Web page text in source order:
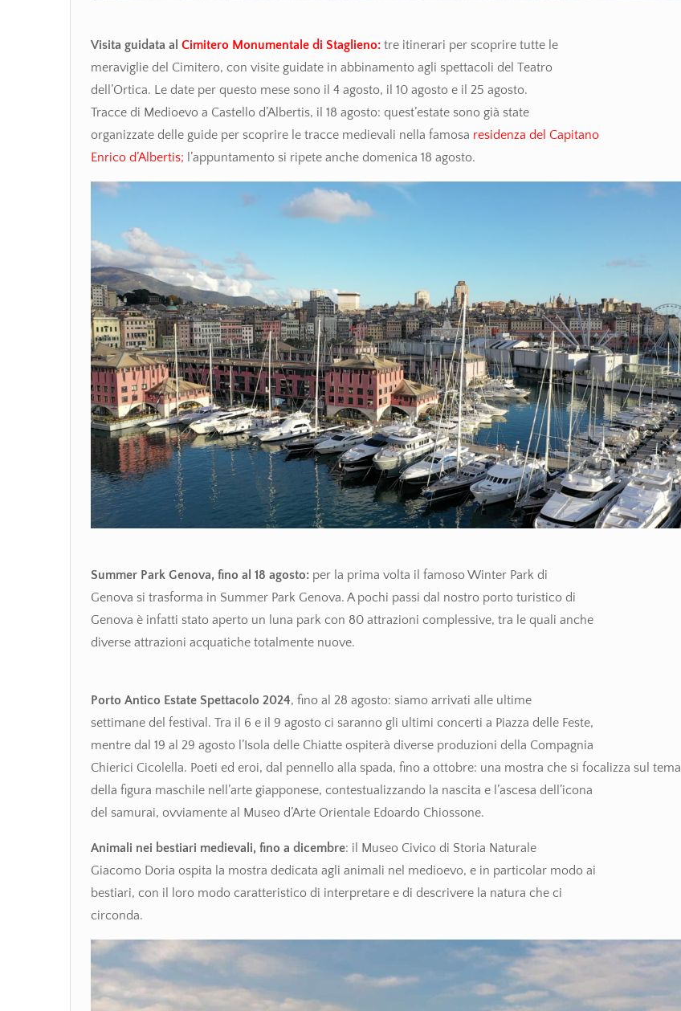
Visita guidata al Cimitero Monumentale di Staglieno: tre itinerari per scoprire tutte le
meraviglie del Cimitero, con visite guidate in abbinamento agli spettacoli del Teatro
dell’Ortica. Le date per questo mese sono il 4 agosto, il 10 agosto e il 25 agosto.
Tracce di Medioevo a Castello d’Albertis, il 18 agosto: quest’estate sono già state
organizzate delle guide per scoprire le tracce medievali nella famosa residenza del Capitano
Enrico d’Albertis; l’appuntamento si ripete anche domenica 18 agosto.
Summer Park Genova, fino al 18 agosto: per la prima volta il famoso Winter Park di
Genova si trasforma in Summer Park Genova. A pochi passi dal nostro porto turistico di
Genova è infatti stato aperto un luna park con 80 attrazioni complessive, tra le quali anche
diverse attrazioni acquatiche totalmente nuove.
Porto Antico Estate Spettacolo 2024, fino al 28 agosto: siamo arrivati alle ultime
settimane del festival. Tra il 6 e il 9 agosto ci saranno gli ultimi concerti a Piazza delle Feste,
mentre dal 19 al 29 agosto l’Isola delle Chiatte ospiterà diverse produzioni della Compagnia
Chierici Cicolella. Poeti ed eroi, dal pennello alla spada, fino a ottobre: una mostra che si focalizza sul tema
della figura maschile nell’arte giapponese, contestualizzando la nascita e l’ascesa dell’icona
del samurai, ovviamente al Museo d’Arte Orientale Edoardo Chiossone.
Animali nei bestiari medievali, fino a dicembre: il Museo Civico di Storia Naturale
Giacomo Doria ospita la mostra dedicata agli animali nel medioevo, e in particolar modo ai
bestiari, con il loro modo caratteristico di interpretare e di descrivere la natura che ci
circonda.